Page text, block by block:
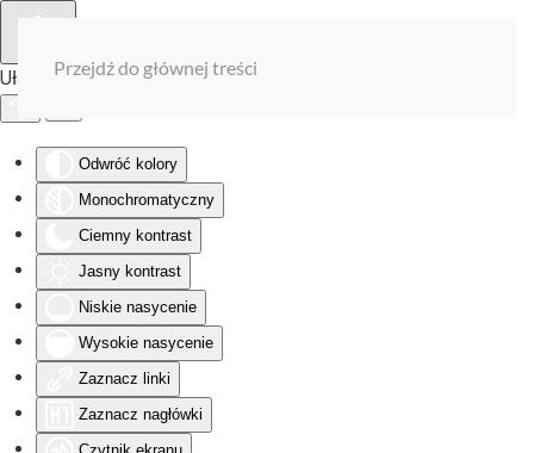
Ułatwienia dostępu
Odwróć kolory
Monochromatyczny
Ciemny kontrast
Jasny kontrast
Niskie nasycenie
Wysokie nasycenie
Zaznacz linki
Zaznacz nagłówki
Przejdź do głównej treści